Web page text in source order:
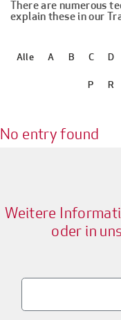
There are numerous
explain these in our
Alle A B C D
P R
No entry found
Weitere
oder in